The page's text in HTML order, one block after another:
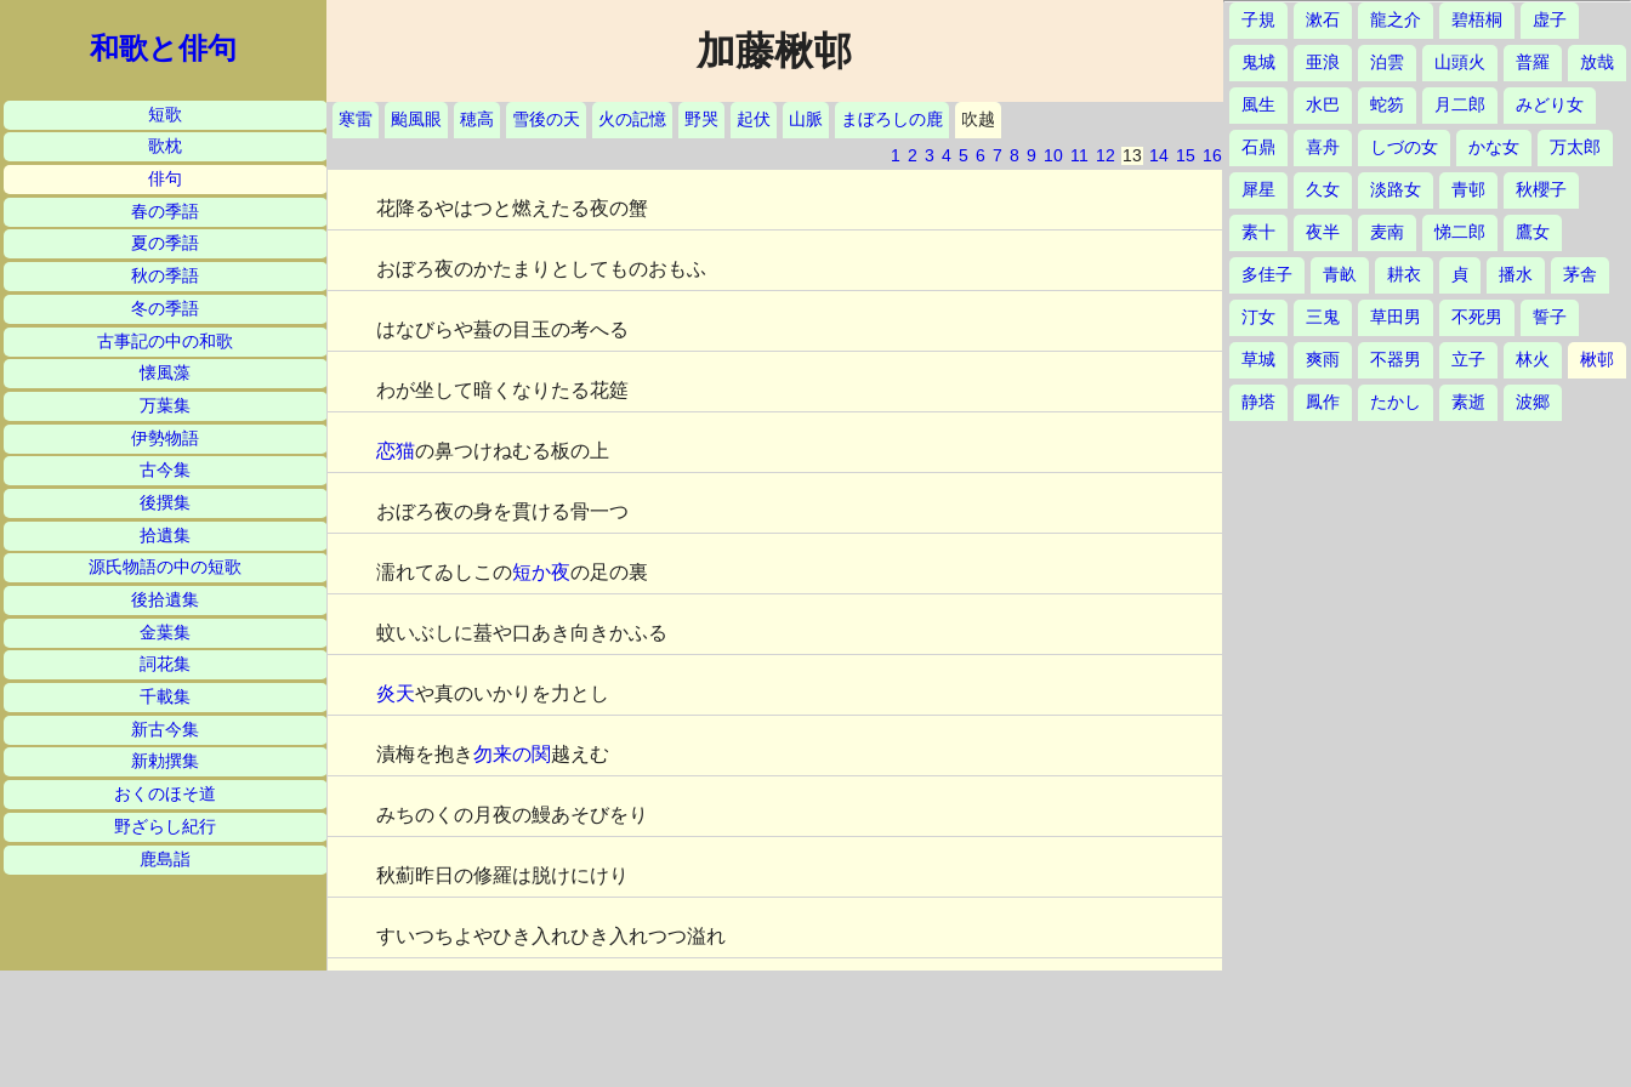
和歌と俳句
短歌
歌枕
俳句
春の季語
夏の季語
秋の季語
冬の季語
古事記の中の和歌
懐風藻
万葉集
伊勢物語
古今集
後撰集
拾遺集
源氏物語の中の短歌
後拾遺集
金葉集
詞花集
千載集
新古今集
新勅撰集
おくのほそ道
野ざらし紀行
鹿島詣
加藤楸邨
寒雷 颱風眼 穂高 雪後の天 火の記憶 野哭 起伏 山脈 まぼろしの鹿
吹越
1 2 3 4 5 6 7 8 9 10 11 12 13 14 15 16
花降るやはつと燃えたる夜の蟹
おぼろ夜のかたまりとしてものおもふ
はなびらや蟇の目玉の考へる
わが坐して暗くなりたる花筵
恋猫の鼻つけねむる板の上
おぼろ夜の身を貫ける骨一つ
濡れてゐしこの短か夜の足の裏
蚊いぶしに蟇や口あき向きかふる
炎天や真のいかりを力とし
漬梅を抱き勿来の関越えむ
みちのくの月夜の鰻あそびをり
秋薊昨日の修羅は脱けにけり
すいつちよやひき入れひき入れつつ溢れ
子規 漱石 龍之介 碧梧桐 虚子
鬼城 亜浪 泊雲 山頭火 普羅 放哉
風生 水巴 蛇笏 月二郎 みどり女
石鼎 喜舟 しづの女 かな女 万太郎
犀星 久女 淡路女 青邨 秋櫻子
素十 夜半 麦南 悌二郎 鷹女
多佳子 青畝 耕衣 貞 播水 茅舎
汀女 三鬼 草田男 不死男 誓子
草城 爽雨 不器男 立子 林火 楸邨
静塔 鳳作 たかし 素逝 波郷